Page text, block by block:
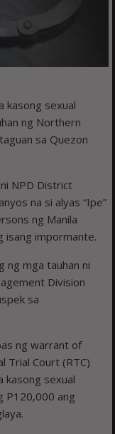
kasong sexual
ng Northern
sa Quezon
NPD District
na si alyas “Ipe”
ng Manila
isang impormante.
ng mga tauhan ni
Division
sa
ng warrant of
Trial Court (RTC)
kasong sexual
P120,000 ang